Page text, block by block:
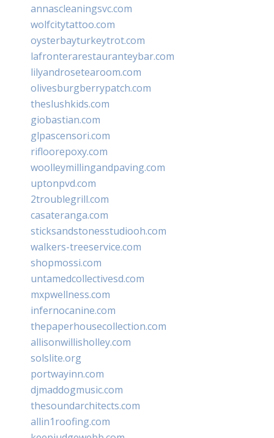
annascleaningsvc.com
wolfcitytattoo.com
oysterbayturkeytrot.com
lafronterarestauranteybar.com
lilyandrosetearoom.com
olivesburgberrypatch.com
theslushkids.com
giobastian.com
glpascensori.com
rifloorepoxy.com
woolleymillingandpaving.com
uptonpvd.com
2troublegrill.com
casateranga.com
sticksandstonesstudiooh.com
walkers-treeservice.com
shopmossi.com
untamedcollectivesd.com
mxpwellness.com
infernocanine.com
thepaperhousecollection.com
allisonwillisholley.com
solslite.org
portwayinn.com
djmaddogmusic.com
thesoundarchitects.com
allin1roofing.com